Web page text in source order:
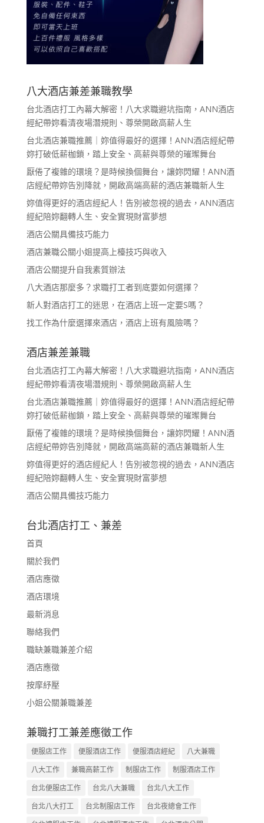
八大酒店兼差兼職教學
台北酒店打工內幕大解密！八大求職避坑指南，ANN酒店
經紀帶妳看清夜場潛規則、尊榮開啟高薪人生
台北酒店兼職推薦｜妳值得最好的選擇！ANN酒店經紀帶
妳打破低薪枷鎖，踏上安全、高薪與尊榮的璀璨舞台
厭倦了複雜的環境？是時候換個舞台，讓妳閃耀！ANN酒
店經紀帶妳告別降就，開啟高端高薪的酒店兼職新人生
妳值得更好的酒店經紀人！告別被忽視的過去，ANN酒店
經紀陪妳翻轉人生、安全實現財富夢想
酒店公關具備技巧能力
酒店兼職公關小姐提高上檯技巧與收入
酒店公關提升自我素質辦法
八大酒店那麼多？求職打工者到底要如何選擇？
新人對酒店打工的迷思，在酒店上班一定要S嗎？
找工作為什麼選擇來酒店，酒店上班有風險嗎？
酒店兼差兼職
台北酒店打工內幕大解密！八大求職避坑指南，ANN酒店
經紀帶妳看清夜場潛規則、尊榮開啟高薪人生
台北酒店兼職推薦｜妳值得最好的選擇！ANN酒店經紀帶
妳打破低薪枷鎖，踏上安全、高薪與尊榮的璀璨舞台
厭倦了複雜的環境？是時候換個舞台，讓妳閃耀！ANN酒
店經紀帶妳告別降就，開啟高端高薪的酒店兼職新人生
妳值得更好的酒店經紀人！告別被忽視的過去，ANN酒店
經紀陪妳翻轉人生、安全實現財富夢想
酒店公關具備技巧能力
台北酒店打工、兼差
首頁
關於我們
酒店應徵
酒店環境
最新消息
聯絡我們
職缺兼職兼差介紹
酒店應徵
按摩紓壓
小姐公關兼職兼差
兼職打工兼差應徵工作
便服店工作 便服酒店工作 便服酒店經紀
八大兼職
八大工作
兼職高薪工作 制服店工作
制服酒店工作
台北便服店工作
台北八大兼職
台北八大工作
台北八大打工
台北制服店工作
台北夜總會工作